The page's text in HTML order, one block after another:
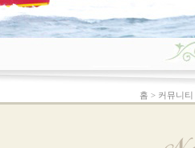
홈 > 커뮤니티